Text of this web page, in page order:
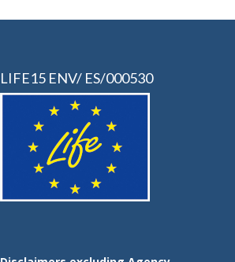
LIFE15 ENV/ ES/000530